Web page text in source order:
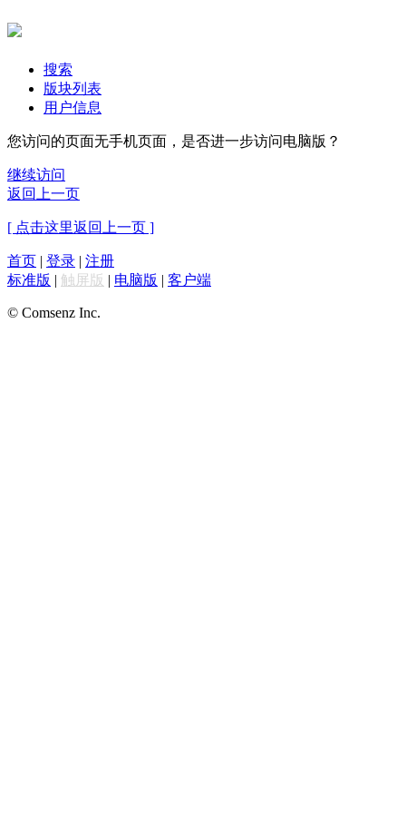
搜索
版块列表
用户信息
您访问的页面无手机页面，是否进一步访问电脑版？
继续访问
返回上一页
[ 点击这里返回上一页 ]
首页 | 登录 | 注册
标准版 | 触屏版 | 电脑版 | 客户端
© Comsenz Inc.